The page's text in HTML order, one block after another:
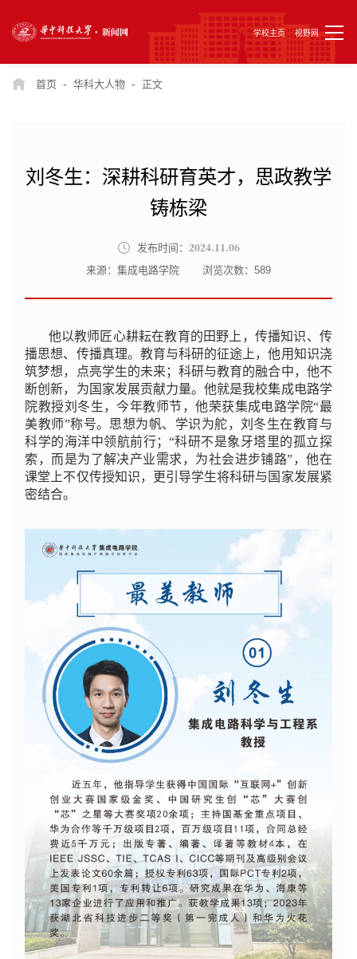
学校主页 视野网
首页 - 华科大人物 - 正文
刘冬生：深耕科研育英才，思政教学
铸栋梁
发布时间： 2024.11.06
来源：集成电路学院 浏览次数： 589
他以教师匠心耕耘在教育的田野上，传播知识、传
播思想、传播真理。教育与科研的征途上，他用知识浇
筑梦想，点亮学生的未来；科研与教育的融合中，他不
断创新，为国家发展贡献力量。他就是我校集成电路学
院教授刘冬生，今年教师节，他荣获集成电路学院“最
美教师”称号。思想为帆、学识为舵，刘冬生在教育与
科学的海洋中领航前行；“科研不是象牙塔里的孤立探
索，而是为了解决产业需求，为社会进步铺路”，他在
课堂上不仅传授知识，更引导学生将科研与国家发展紧
密结合。